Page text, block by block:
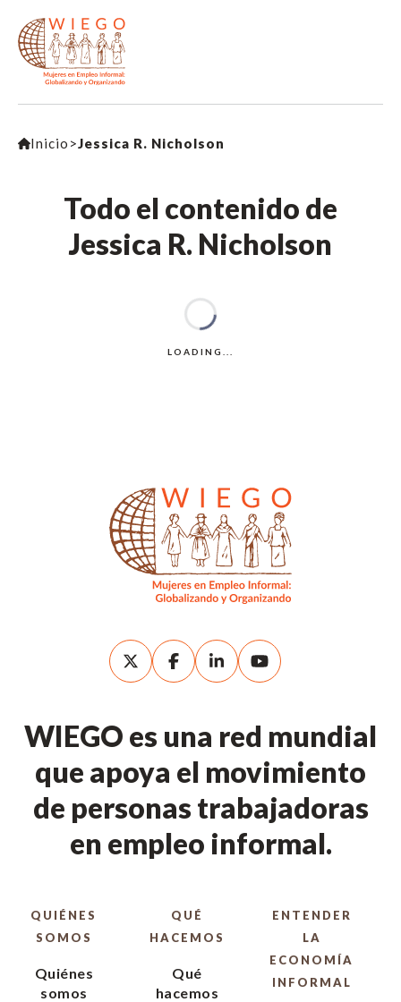
Inicio >Jessica R. Nicholson
Todo el contenido de
Jessica R. Nicholson
WIEGO es una red mundial
que apoya el movimiento
de personas trabajadoras
en empleo informal.
QUIÉNES
SOMOS
Quiénes
somos
QUÉ
HACEMOS
Qué
hacemos
ENTENDER
LA
ECONOMÍA
INFORMAL